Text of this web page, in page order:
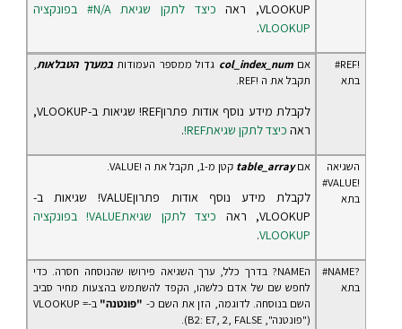
VLOOKUP, ראה
כיצד לתקן שגיאת ‎#N/A בפונקציה
VLOOKUP
.
‎#REF!‎
בתא
אםcol_index_num גדול ממספר העמודותבמערך הטבלאות,
תקבל את הREF! ‎.
לקבלת מידע נוסף אודות פתרוןREF! שגיאות ב-VLOOKUP,
ראה כיצד לתקן שגיאתREF! .
השגיאה
‎#VALUE!‎
בתא
אםtable_array קטן מ-1, תקבל את הVALUE! ‎.
לקבלת מידע נוסף אודות פתרוןVALUE! שגיאות ב-
VLOOKUP, ראה
כיצד לתקן שגיאתVALUE! בפונקציה
VLOOKUP
.
‎#NAME?‎
בתא
הNAME? בדרך כלל, ערך השגיאה פירושו שהנוסחה חסרה. כדי
לחפש שם של אדם כלשהו, הקפד להשתמש בהצעות מחיר סביב
השם בנוסחה. לדוגמה, הזן את השם כ- "פונטנה"
ב-= VLOOKUP
("פונטנה", B2: E7, 2, FALSE).